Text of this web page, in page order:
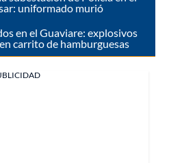
uniformado murió
en el Guaviare: explosivos
carrito de hamburguesas